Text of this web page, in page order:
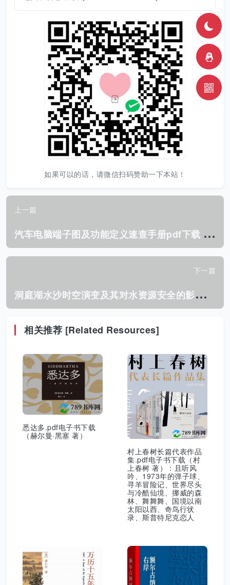
如果可以的话，请微信扫码赞助一下本站！
上一篇
汽
车电脑端子图及功能定义速查手册pdf下载 国外品牌 瑞佩尔主编
下一篇
洞
庭湖水沙时空演变及其对水资源安全的影响研究.pdf 胡光伟 著 2017年版
相关推荐 [Related Resources]
悉达多.pdf电子书下载
（赫尔曼·黑塞 著）
村上春树长篇代表作品
集.pdf电子书下载（村
上春树 著）：且听风
吟、1973年的弹子球、
寻羊冒险记、世界尽头
与冷酷仙境、挪威的森
林、舞舞舞、国境以南
太阳以西、奇鸟行状
录、斯普特尼克恋人